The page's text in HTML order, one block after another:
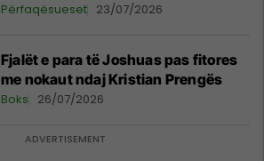
Përfaqësueset 23/07/2026
Fjalët e para të Joshuas pas fitores
me nokaut ndaj Kristian Prengës
Boks 26/07/2026